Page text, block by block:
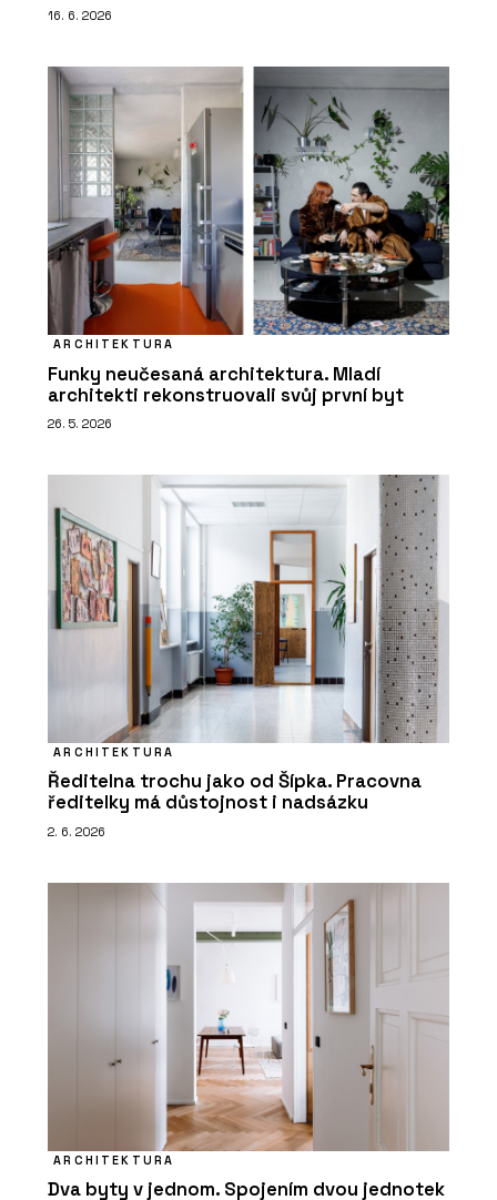
16. 6. 2026
ARCHITEKTURA
Funky neučesaná architektura. Mladí
architekti rekonstruovali svůj první byt
26. 5. 2026
ARCHITEKTURA
Ředitelna trochu jako od Šípka. Pracovna
ředitelky má důstojnost i nadsázku
2. 6. 2026
ARCHITEKTURA
Dva byty v jednom. Spojením dvou jednotek